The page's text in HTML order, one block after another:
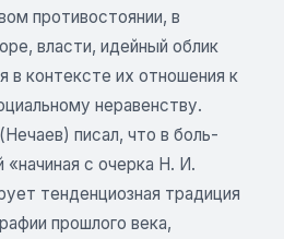
противостоянии, в
власти, идейный облик
в контексте их отношения к
неравенству.
писал, что в боль-
с очерка Н. И.
тенденциозная традиция
прошлого века,